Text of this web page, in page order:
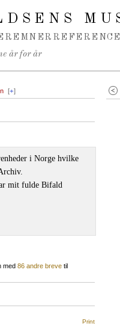
EMNER
år for år
[+]
i Norge hvilke
mit fulde Bifald
med 86 andre breve til
Print